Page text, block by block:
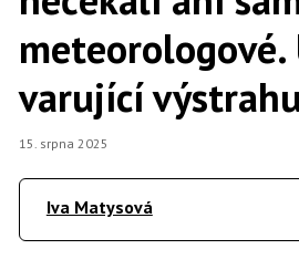
meteorologové.
varující
15. srpna 2025
Iva Matysová